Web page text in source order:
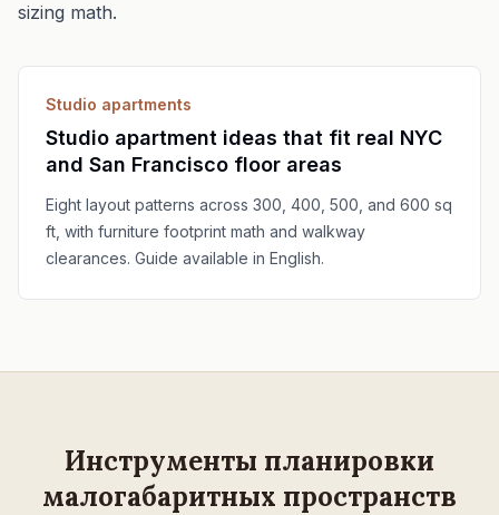
sizing math.
Studio apartments
Studio apartment ideas that fit real NYC
and San Francisco floor areas
Eight layout patterns across 300, 400, 500, and 600 sq
ft, with furniture footprint math and walkway
clearances. Guide available in English.
Инструменты планировки
малогабаритных пространств